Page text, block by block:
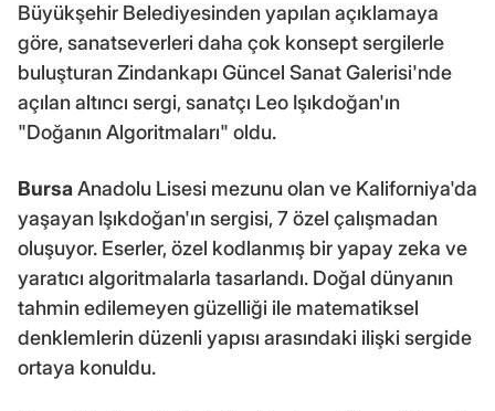
Büyükşehir Belediyesinden yapılan açıklamaya
göre, sanatseverleri daha çok konsept sergilerle
buluşturan Zindankapı Güncel Sanat Galerisi'nde
açılan altıncı sergi, sanatçı Leo Işıkdoğan'ın
"Doğanın Algoritmaları" oldu.
Bursa Anadolu Lisesi mezunu olan ve Kaliforniya'da
yaşayan Işıkdoğan'ın sergisi, 7 özel çalışmadan
oluşuyor. Eserler, özel kodlanmış bir yapay zeka ve
yaratıcı algoritmalarla tasarlandı. Doğal dünyanın
tahmin edilemeyen güzelliği ile matematiksel
denklemlerin düzenli yapısı arasındaki ilişki sergide
ortaya konuldu.